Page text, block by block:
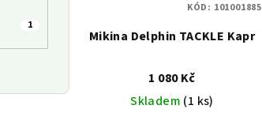
1
Mikina Delphin TACKLE Kapr
1 080 Kč
Skladem (1 ks)
KÓD: 101001885